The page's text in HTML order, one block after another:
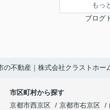
もっ
ブログ
の不動産｜株式会社クラストホー
市区町村から探す
京都市西京区
京都市右京区